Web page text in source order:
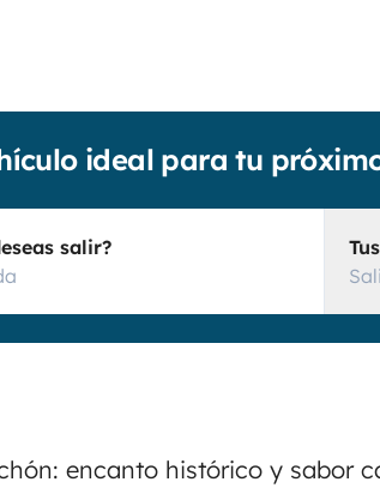
ideal para tu
salir?
encanto histórico y sabor